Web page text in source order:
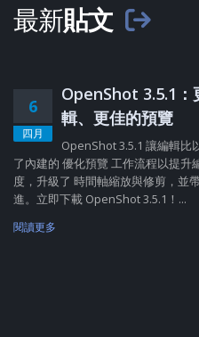
最新貼文
6
四月
OpenShot 3.5.1：
輯、更佳的預覽
OpenShot 3.5.1 讓編輯比
了內建的 優化預覽 工作流程以提升
度，升級了 時間軸縮放與修剪，並
進。立即下載 OpenShot 3.5.1！...
閱讀更多